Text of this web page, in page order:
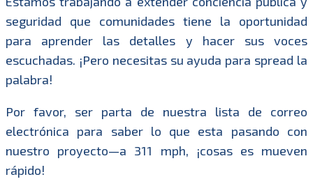
seguridad que comunidades tiene la oportunidad
para aprender las detalles y hacer sus voces
escuchadas. ¡Pero necesitas su ayuda para spread la
palabra!
Por favor, ser parta de nuestra lista de correo
electrónica para saber lo que esta pasando con
nuestro proyecto—a 311 mph, ¡cosas es mueven
rápido!